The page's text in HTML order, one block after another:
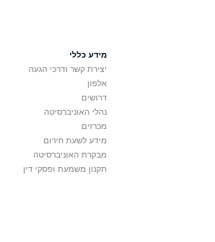
מידע כללי
יצירת קשר ודרכי הגעה
אלפון
דרושים
נהלי האוניברסיטה
מכרזים
מידע לשעת חירום
מבקרת האוניברסיטה
תקנון משמעת ופסקי דין